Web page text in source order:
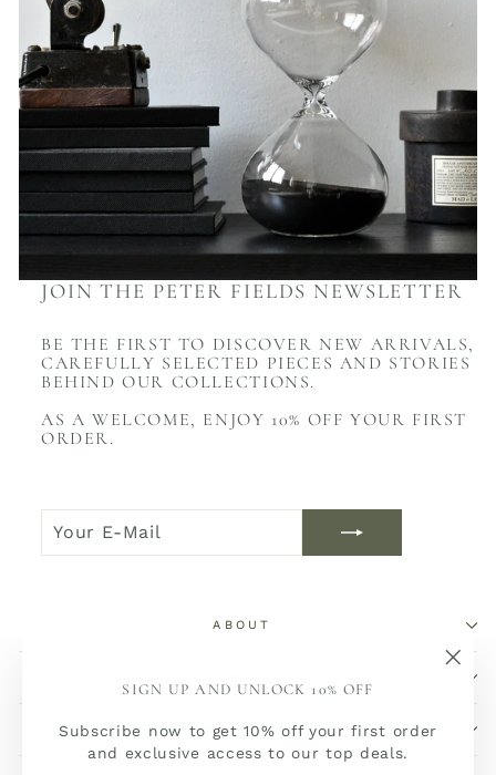
SIGN UP AND UNLOCK 10% OFF
Subscribe now to get 10% off your first order
and exclusive access to our top deals.
JOIN THE PETER FIELDS NEWSLETTER
BE THE FIRST TO DISCOVER NEW ARRIVALS,
CAREFULLY SELECTED PIECES AND STORIES
BEHIND OUR COLLECTIONS.
AS A WELCOME, ENJOY 10% OFF YOUR FIRST
ORDER.
E-
MAIL
NOW
ABOUT
SERVICE